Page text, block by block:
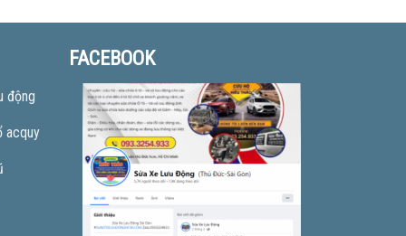
động
acquy
FACEBOOK